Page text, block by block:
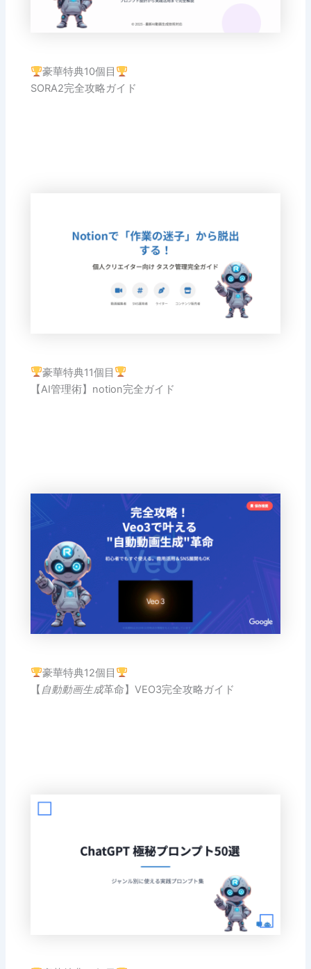
豪華特典10個目
SORA2完全攻略ガイド
豪華特典11個目
【AI管理術】notion完全ガイド
豪華特典12個目
【 自動動画生成革命】VEO3完全攻略ガイド